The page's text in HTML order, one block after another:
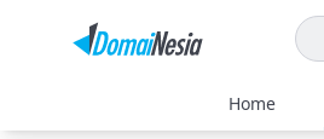
Home